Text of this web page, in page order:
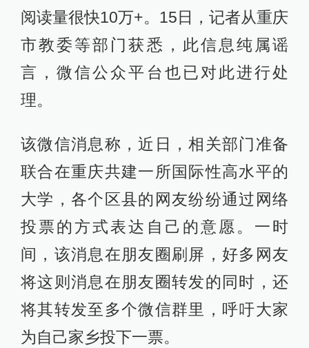
阅读量很快10万+。15日，记者从重庆
市教委等部门获悉，此信息纯属谣
言，微信公众平台也已对此进行处
理。
该微信消息称，近日，相关部门准备
联合在重庆共建一所国际性高水平的
大学，各个区县的网友纷纷通过网络
投票的方式表达自己的意愿。一时
间，该消息在朋友圈刷屏，好多网友
将这则消息在朋友圈转发的同时，还
将其转发至多个微信群里，呼吁大家
为自己家乡投下一票。